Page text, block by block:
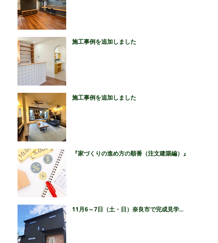
施工事例を追加しました
施工事例を追加しました
『家づくりの進め方の順番（注文建築編）』
11月6～7日（土・日）奈良市で完成見学...